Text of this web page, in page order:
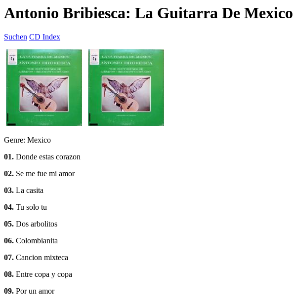
Antonio Bribiesca: La Guitarra De Mexico
Suchen CD Index
Genre: Mexico
01. Donde estas corazon
02. Se me fue mi amor
03. La casita
04. Tu solo tu
05. Dos arbolitos
06. Colombianita
07. Cancion mixteca
08. Entre copa y copa
09. Por un amor